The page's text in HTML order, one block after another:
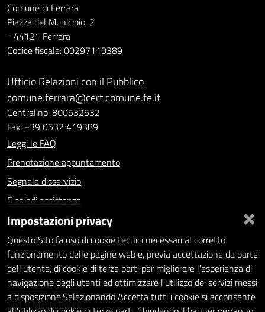
Comune di Ferrara
Piazza del Municipio, 2
- 44121 Ferrara
Codice fiscale: 00297110389
Ufficio Relazioni con il Pubblico
comune.ferrara@cert.comune.fe.it
Centralino: 800532532
Fax: +39 0532 419389
Leggi le FAQ
Prenotazione appuntamento
Segnala disservizio
Richiedi assistenza
Statistiche dei Siti web
Intranet - accesso riservato
Amministrazione trasparente
Informativa privacy
Social Media Policy
×
Impostazioni privacy
Questo Sito fa uso di cookie tecnici necessari al corretto
funzionamento delle pagine web e, previa accettazione da parte
dell'utente, di cookie di terze parti per migliorare l'esperienza di
navigazione degli utenti ed ottimizzare l'utilizzo dei servizi messi
a disposizione.Selezionando Accetta tutti i cookie si acconsente